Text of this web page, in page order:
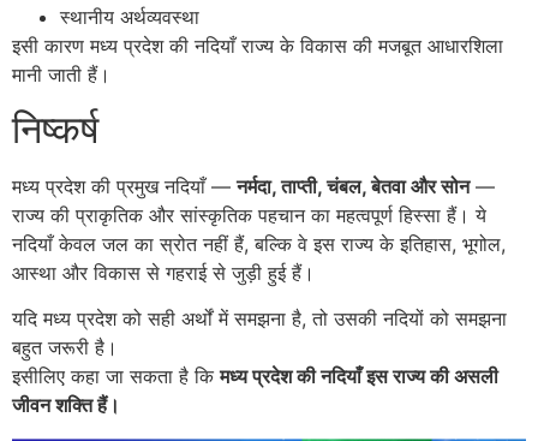
स्थानीय अर्थव्यवस्था
इसी कारण मध्य प्रदेश की नदियाँ राज्य के विकास की मजबूत आधारशिला
मानी जाती हैं।
निष्कर्ष
मध्य प्रदेश की प्रमुख नदियाँ —नर्मदा, ताप्ती, चंबल, बेतवा और सोन—
राज्य की प्राकृतिक और सांस्कृतिक पहचान का महत्वपूर्ण हिस्सा हैं। ये
नदियाँ केवल जल का स्रोत नहीं हैं, बल्कि वे इस राज्य के इतिहास, भूगोल,
आस्था और विकास से गहराई से जुड़ी हुई हैं।
यदि मध्य प्रदेश को सही अर्थों में समझना है, तो उसकी नदियों को समझना
बहुत जरूरी है।
इसीलिए कहा जा सकता है किमध्य प्रदेश की नदियाँ इस राज्य की असली
जीवन शक्ति हैं।